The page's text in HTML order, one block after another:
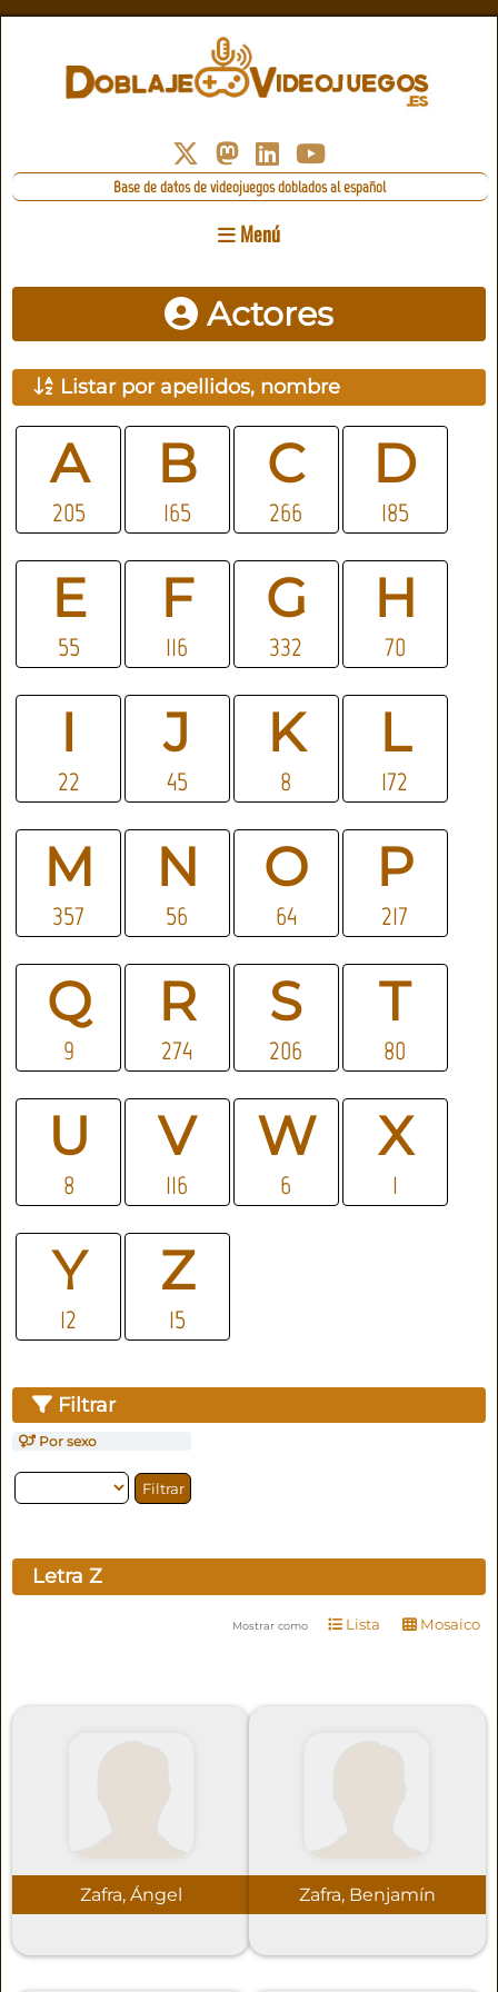
Base de datos de videojuegos doblados al español
Menú
Actores
Listar por apellidos, nombre
A
205
B
165
C
266
D
185
E
55
F
116
G
332
H
70
I
22
J
45
K
8
L
172
M
357
N
56
O
64
P
217
Q
9
R
274
S
206
T
80
U
8
V
116
W
6
X
1
Y
12
Z
15
Filtrar
Por sexo
LetraZ
Mostrar como Lista Mosaico
Zafra, Ángel Zafra, Benjamín